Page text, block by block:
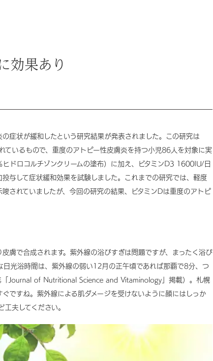
効果あり
症状が緩和したという研究結果が発表されました。この研究は
ているもので、重度のアトピー性皮膚炎を持つ小児86人を対象に実
ドロコルチゾンクリームの塗布）に加え、ビタミンD3 1600IU/日
与して症状緩和効果を試験しました。これまでの研究では、軽度
されていましたが、今回の研究の結果、ビタミンDは重度のアトピ
膚で合成されます。紫外線の浴びすぎは問題ですが、まったく浴び
日光浴時間は、紫外線の弱い12月の正午頃であれば那覇で8分、つ
「Journal of Nutritional Science and Vitaminology」掲載）。札幌
ですね。紫外線による肌ダメージを受けないように顔にはしっか
夫してください。